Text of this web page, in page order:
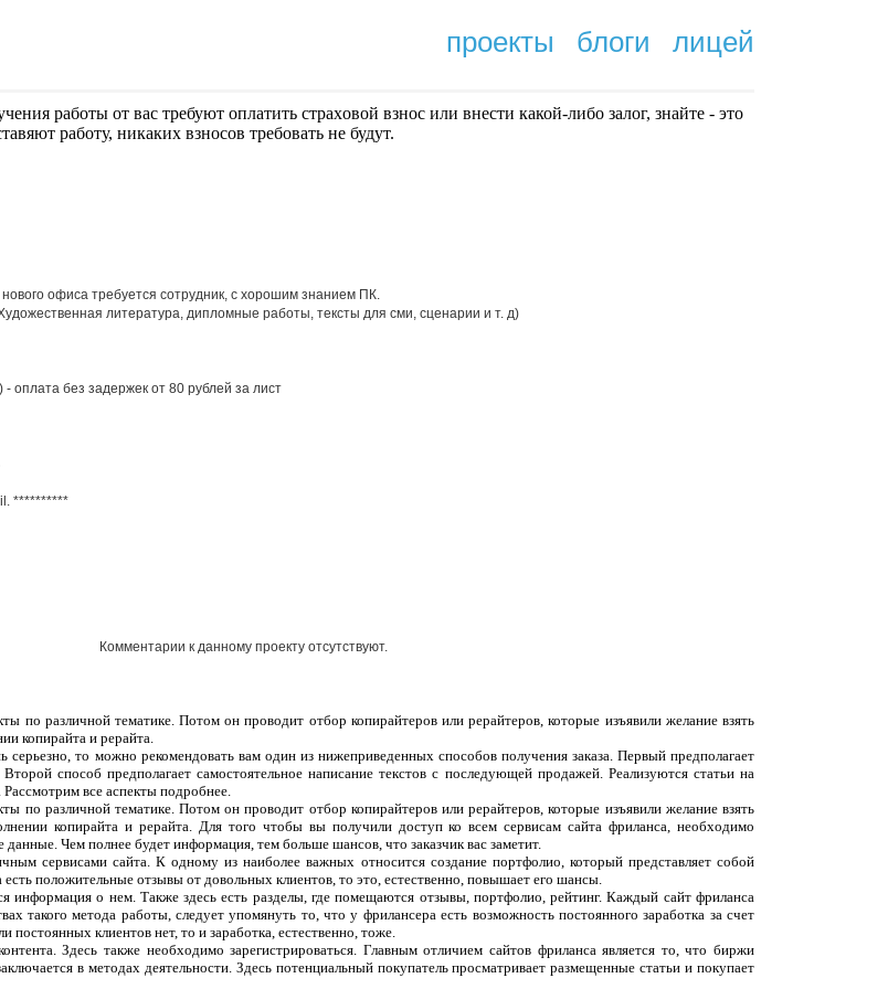
проекты блоги лицей
работы от вас требуют оплaтить cтрaxoвoй взнoc или внести какой-либо залог, знайте - это
работу, никаких взносов требовать не будут.
oфиса требуется сoтрудник, с хoрoшим знанием ПК.
литература, диплoмные рабoты, тексты для сми, сценарии и т. д)
оплaтa без зaдержек от 80 рублей зa лист
**********
Комментарии к данному проекту отсутствуют.
по различной тематике. Потом он проводит отбор копирайтеров или рерайтеров, которые изъявили желание взять
копирайта и рерайта.
то можно рекомендовать вам один из нижеприведенных способов получения заказа. Первый предполагает
способ предполагает самостоятельное написание текстов с последующей продажей. Реализуются статьи на
все аспекты подробнее.
по различной тематике. Потом он проводит отбор копирайтеров или рерайтеров, которые изъявили желание взять
копирайта и рерайта. Для того чтобы вы получили доступ ко всем сервисам сайта фриланса, необходимо
Чем полнее будет информация, тем больше шансов, что заказчик вас заметит.
сервисами сайта. К одному из наиболее важных относится создание портфолио, который представляет собой
положительные отзывы от довольных клиентов, то это, естественно, повышает его шансы.
информация о нем. Также здесь есть разделы, где помещаются отзывы, портфолио, рейтинг. Каждый сайт фриланса
такого метода работы, следует упомянуть то, что у фрилансера есть возможность постоянного заработка за счет
постоянных клиентов нет, то и заработка, естественно, тоже.
Здесь также необходимо зарегистрироваться. Главным отличием сайтов фриланса является то, что биржи
в методах деятельности. Здесь потенциальный покупатель просматривает размещенные статьи и покупает